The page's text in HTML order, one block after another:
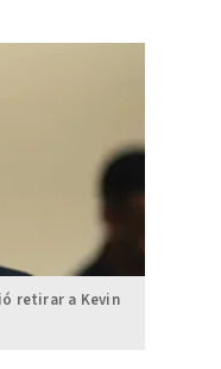
retirar a Kevin